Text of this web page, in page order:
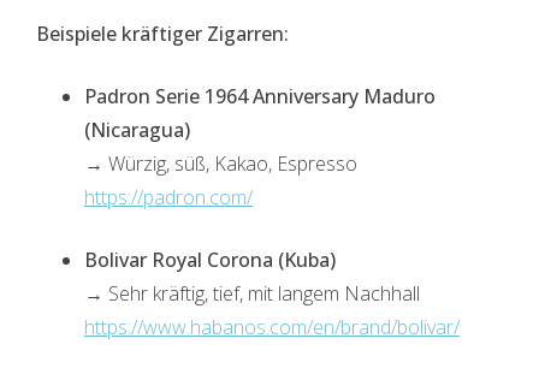
Beispiele kräftiger Zigarren:
Padron Serie 1964 Anniversary Maduro
(Nicaragua)
→ Würzig, süß, Kakao, Espresso
https://padron.com/
Bolivar Royal Corona (Kuba)
→ Sehr kräftig, tief, mit langem Nachhall
https://www.habanos.com/en/brand/bolivar/